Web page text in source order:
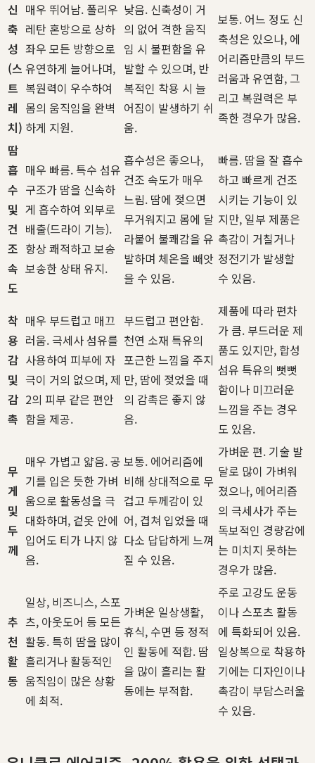
신
축
성
(스
트
레
치)
매우 뛰어남. 폴리우
레탄 혼방으로 상하
좌우 모든 방향으로
유연하게 늘어나며,
복원력이 우수하여
몸의 움직임을 완벽
하게 지원.
낮음. 신축성이 거
의 없어 격한 움직
임 시 불편함을 유
발할 수 있으며, 반
복적인 착용 시 늘
어짐이 발생하기 쉬
움.
보통. 어느 정도 신
축성은 있으나, 에
어리즘만큼의 부드
러움과 유연함, 그
리고 복원력은 부
족한 경우가 많음.
땀
흡
수
및
건
조
속
도
매우 빠름. 특수 섬유
구조가 땀을 신속하
게 흡수하여 외부로
배출(드라이 기능).
항상 쾌적하고 보송
보송한 상태 유지.
흡수성은 좋으나,
건조 속도가 매우
느림. 땀에 젖으면
무거워지고 몸에 달
라붙어 불쾌감을 유
발하며 체온을 빼앗
을 수 있음.
빠름. 땀을 잘 흡수
하고 빠르게 건조
시키는 기능이 있
지만, 일부 제품은
촉감이 거칠거나
정전기가 발생할
수 있음.
착
용
감
및
감
촉
매우 부드럽고 매끄
러움. 극세사 섬유를
사용하여 피부에 자
극이 거의 없으며, 제
2의 피부 같은 편안
함을 제공.
부드럽고 편안함.
천연 소재 특유의
포근한 느낌을 주지
만, 땀에 젖었을 때
의 감촉은 좋지 않
음.
제품에 따라 편차
가 큼. 부드러운 제
품도 있지만, 합성
섬유 특유의 뻣뻣
함이나 미끄러운
느낌을 주는 경우
도 있음.
무
게
및
두
께
매우 가볍고 얇음. 공
기를 입은 듯한 가벼
움으로 활동성을 극
대화하며, 겉옷 안에
입어도 티가 나지 않
음.
보통. 에어리즘에
비해 상대적으로 무
겁고 두께감이 있
어, 겹쳐 입었을 때
다소 답답하게 느껴
질 수 있음.
가벼운 편. 기술 발
달로 많이 가벼워
졌으나, 에어리즘
의 극세사가 주는
독보적인 경량감에
는 미치지 못하는
경우가 많음.
추
천
활
동
일상, 비즈니스, 스포
츠, 아웃도어 등 모든
활동. 특히 땀을 많이
흘리거나 활동적인
움직임이 많은 상황
에 최적.
가벼운 일상생활,
휴식, 수면 등 정적
인 활동에 적합. 땀
을 많이 흘리는 활
동에는 부적합.
주로 고강도 운동
이나 스포츠 활동
에 특화되어 있음.
일상복으로 착용하
기에는 디자인이나
촉감이 부담스러울
수 있음.